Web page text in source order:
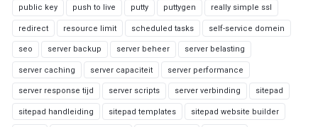
public key push to live putty puttygen really simple ssl
redirect resource limit scheduled tasks self-service domein
seo server backup server beheer server belasting
server caching server capaciteit server performance
server response tijd server scripts server verbinding sitepad
sitepad handleiding sitepad templates sitepad website builder